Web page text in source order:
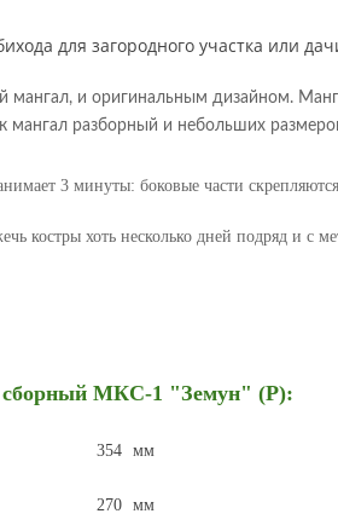
для загородного участка или
и оригинальным дизайном.
разборный и небольших
3 минуты: боковые части
костры хоть несколько дней подряд и с
МКС-1 "Земун" (Р):
354 мм
270 мм